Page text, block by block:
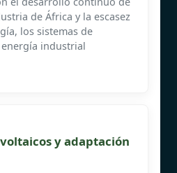
de África y la escasez
los sistemas de
industrial
y adaptación